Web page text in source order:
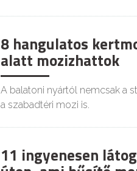
8 hangulatos
alatt mozizhattok
A balatoni nyártól nemcsak a
a szabadtéri mozi is.
11 ingyenesen